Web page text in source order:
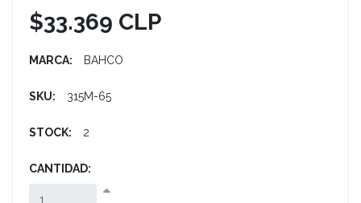
$33.369 CLP
MARCA: BAHCO
SKU: 315M-65
STOCK: 2
CANTIDAD: